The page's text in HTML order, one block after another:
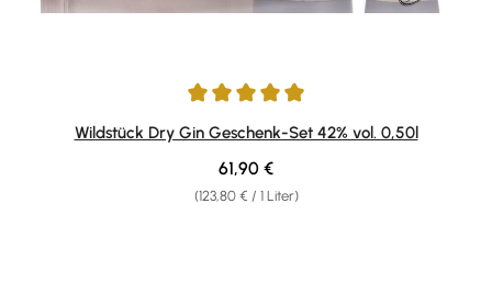
Durchschnittliche Bewertung von 4.96 von 5 Sternen
Wildstück Dry Gin Geschenk-Set 42% vol. 0,50l
(123,80 € / 1 Liter)
Regulärer Preis:
61,90 €